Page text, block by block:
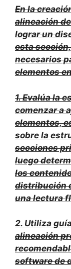
En la
alineación
lograr un
esta
necesarios
elementos
1.Evalúa la
comenzar a
elementos,
sobre la
secciones
luego
los
distribución
una lectura
2.Utiliza
alineación
software de